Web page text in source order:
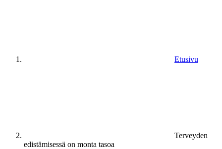
Etusivu
Terveyden
edistämisessä on monta tasoa